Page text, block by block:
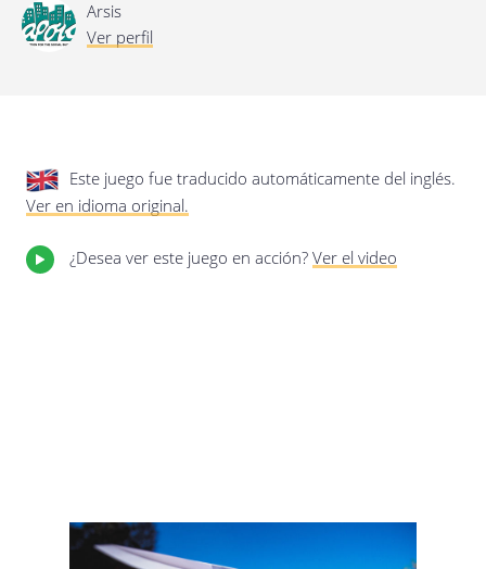
Arsis
Ver perfil
Este juego fue traducido automáticamente del inglés.
Ver en idioma original.
¿Desea ver este juego en acción? Ver el video
Última actualización: 17/01/2020